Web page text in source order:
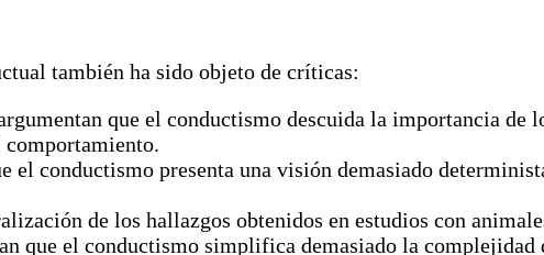
también ha sido objeto de críticas:
que el conductismo descuida la importancia de
comportamiento.
el conductismo presenta una visión demasiado
de los hallazgos obtenidos en estudios con
que el conductismo simplifica demasiado la